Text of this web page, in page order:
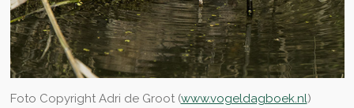
Foto Copyright Adri de Groot (www.vogeldagboek.nl)